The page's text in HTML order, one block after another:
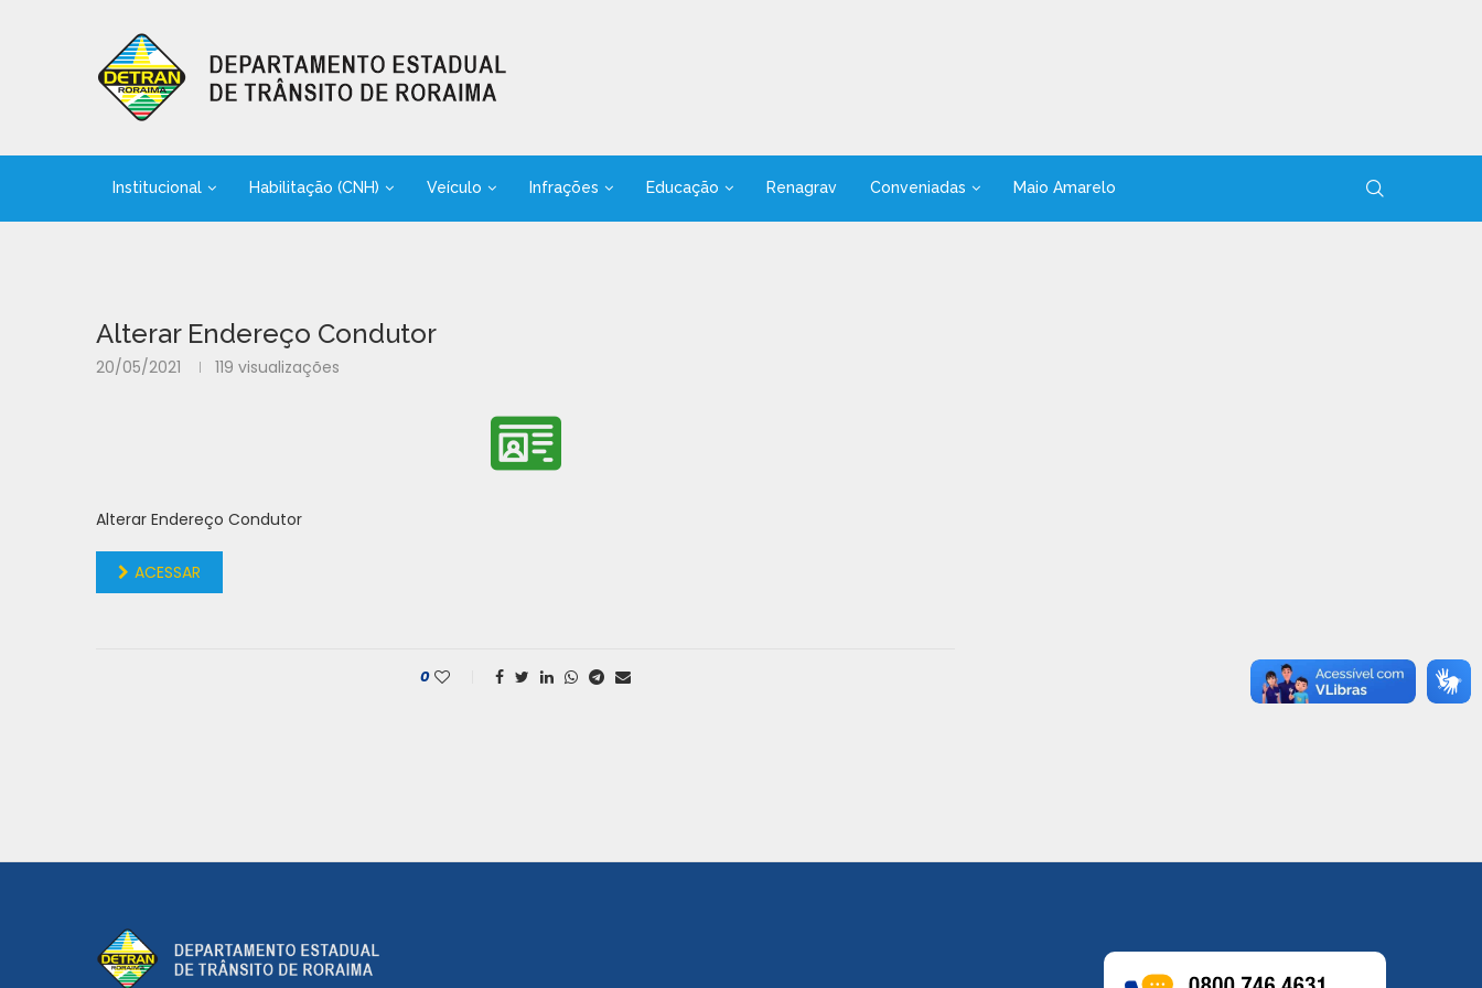
Institucional Habilitação (CNH) Veículo Infrações Educação Renagrav Conveniadas Maio Amarelo
Alterar Endereço Condutor
20/05/2021 119 visualizações
Alterar Endereço Condutor
ACESSAR
0